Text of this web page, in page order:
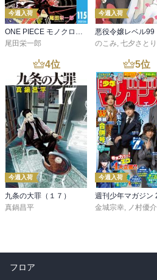
今週入荷
ONE PIECE モノクロ版 115
尾田栄一郎
今週入荷
のこみ, 七夕さとり
4位
今週入荷
九条の大罪（１７）
真鍋昌平
5位
今週入荷
金城宗幸, ノ村優介
フロア